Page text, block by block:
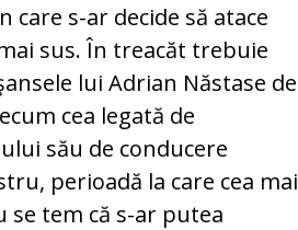
s-ar decide să atace
sus. În treacăt trebuie
lui Adrian Năstase de
cea legată de
său de conducere
perioadă la care cea mai
tem că s-ar putea